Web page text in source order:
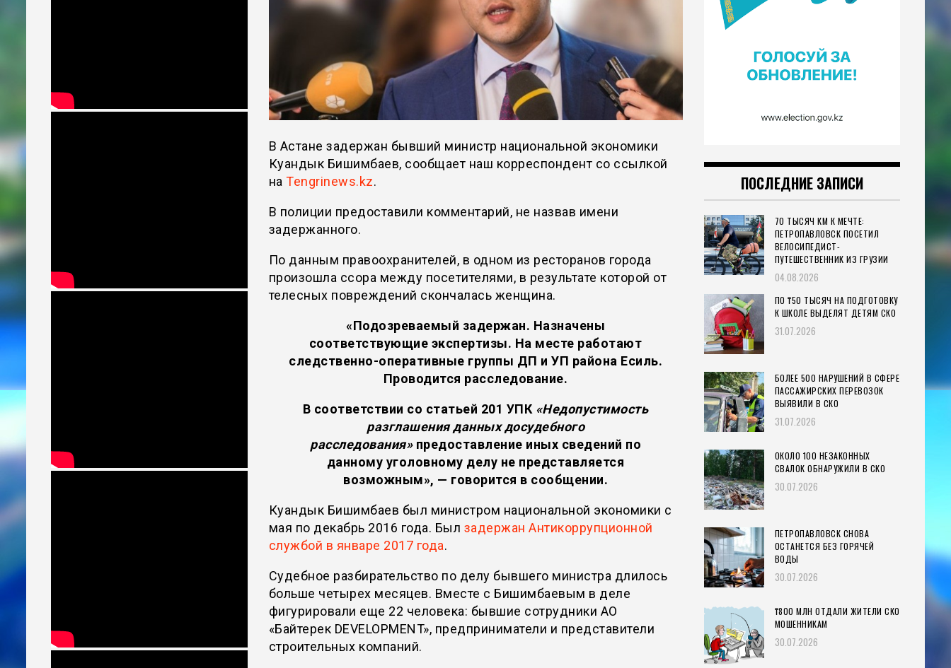
В Астане задержан бывший министр национальной экономики
Куандык Бишимбаев, сообщает наш корреспондент со ссылкой
на Tengrinews.kz.
В полиции предоставили комментарий, не назвав имени
задержанного.
По данным правоохранителей, в одном из ресторанов города
произошла ссора между посетителями, в результате которой от
телесных повреждений скончалась женщина.
«Подозреваемый задержан. Назначены
соответствующие экспертизы. На месте работают
следственно-оперативные группы ДП и УП района Есиль.
Проводится расследование.
В соответствии со статьей 201 УПК «Недопустимость
разглашения данных досудебного
расследования»предоставление иных сведений по
данному уголовному делу не представляется
возможным», — говорится в сообщении.
Куандык Бишимбаев был министром национальной экономики с
мая по декабрь 2016 года. Был задержан Антикоррупционной
службой в январе 2017 года.
Судебное разбирательство по делу бывшего министра длилось
больше четырех месяцев. Вместе с Бишимбаевым в деле
фигурировали еще 22 человека: бывшие сотрудники АО
«Байтерек DEVELOPMENT», предприниматели и представители
строительных компаний.
ПОСЛЕДНИЕ ЗАПИСИ
70 ТЫСЯЧ КМ К МЕЧТЕ:
ПЕТРОПАВЛОВСК ПОСЕТИЛ
ВЕЛОСИПЕДИСТ-
ПУТЕШЕСТВЕННИК ИЗ ГРУЗИИ
04.08.2026
ПО ₸50 ТЫСЯЧ НА ПОДГОТОВКУ
К ШКОЛЕ ВЫДЕЛЯТ ДЕТЯМ СКО
31.07.2026
БОЛЕЕ 500 НАРУШЕНИЙ В СФЕРЕ
ПАССАЖИРСКИХ ПЕРЕВОЗОК
ВЫЯВИЛИ В СКО
31.07.2026
ОКОЛО 100 НЕЗАКОННЫХ
СВАЛОК ОБНАРУЖИЛИ В СКО
30.07.2026
ПЕТРОПАВЛОВСК СНОВА
ОСТАНЕТСЯ БЕЗ ГОРЯЧЕЙ
ВОДЫ
30.07.2026
₸800 МЛН ОТДАЛИ ЖИТЕЛИ СКО
МОШЕННИКАМ
30.07.2026